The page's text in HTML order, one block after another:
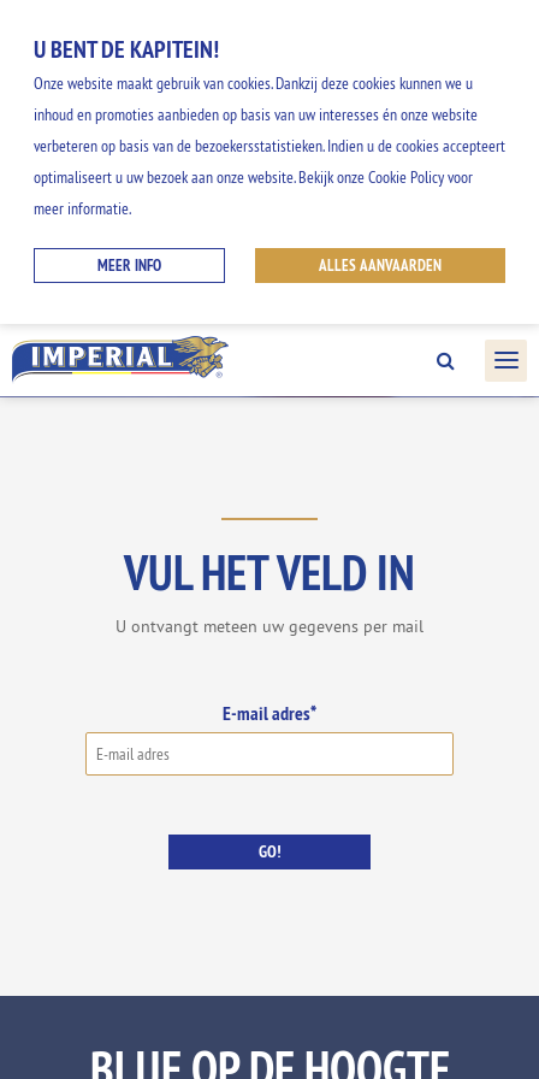
U BENT DE KAPITEIN!
Onze website maakt gebruik van cookies. Dankzij deze cookies kunnen we u
inhoud en promoties aanbieden op basis van uw interesses én onze website
verbeteren op basis van de bezoekersstatistieken. Indien u de cookies accepteert
optimaliseert u uw bezoek aan onze website. Bekijk onze Cookie Policy voor
meer informatie.
MEER INFO ALLES AANVAARDEN
AL UW GEGEVENS
Ontvang al uw gegevens in één klik.
VUL HET VELD IN
U ontvangt meteen uw gegevens per mail
E-mail adres*
GO!